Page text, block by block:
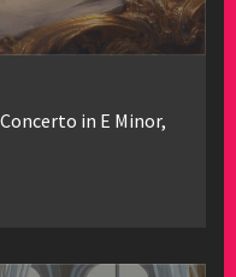
in E Minor,